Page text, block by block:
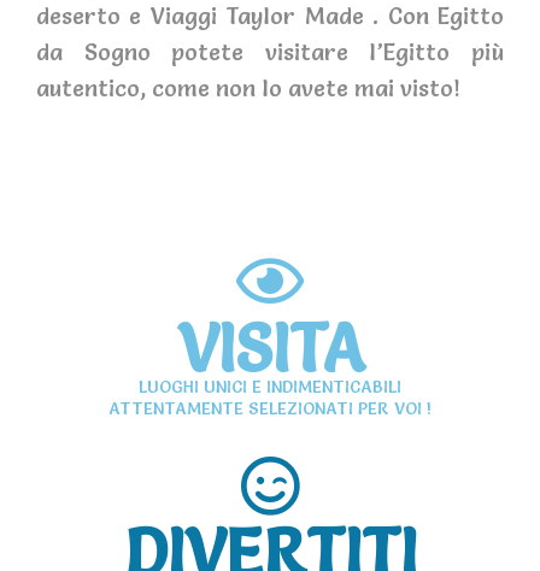
deserto e Viaggi Taylor Made . Con Egitto
da Sogno potete visitare l’Egitto più
autentico, come non lo avete mai visto!
VISITA
LUOGHI UNICI E INDIMENTICABILI
ATTENTAMENTE SELEZIONATI PER VOI !
DIVERTITI